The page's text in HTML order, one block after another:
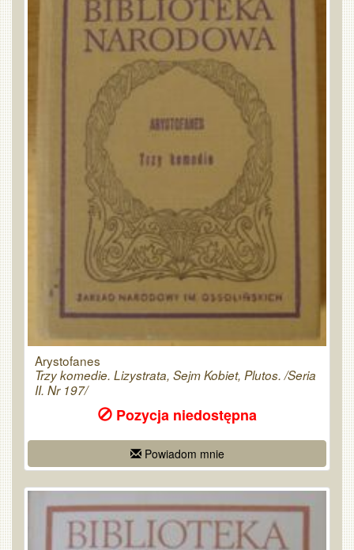
Arystofanes
Trzy komedie. Lizystrata, Sejm Kobiet, Plutos. /Seria
II. Nr 197/
Pozycja niedostępna
Powiadom mnie